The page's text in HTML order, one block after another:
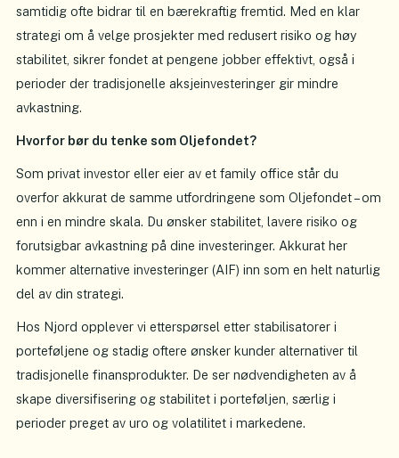
samtidig ofte bidrar til en bærekraftig fremtid. Med en klar
strategi om å velge prosjekter med redusert risiko og høy
stabilitet, sikrer fondet at pengene jobber effektivt, også i
perioder der tradisjonelle aksjeinvesteringer gir mindre
avkastning.
Hvorfor bør du tenke som Oljefondet?
Som privat investor eller eier av et family office står du
overfor akkurat de samme utfordringene som Oljefondet – om
enn i en mindre skala. Du ønsker stabilitet, lavere risiko og
forutsigbar avkastning på dine investeringer. Akkurat her
kommer alternative investeringer (AIF) inn som en helt naturlig
del av din strategi.
Hos Njord opplever vi etterspørsel etter stabilisatorer i
porteføljene og stadig oftere ønsker kunder alternativer til
tradisjonelle finansprodukter. De ser nødvendigheten av å
skape diversifisering og stabilitet i porteføljen, særlig i
perioder preget av uro og volatilitet i markedene.